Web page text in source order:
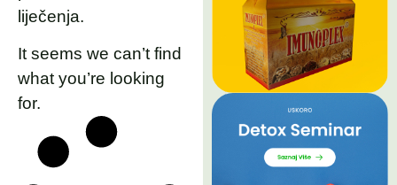
liječenja.
It seems we can’t find
what you’re looking
for.